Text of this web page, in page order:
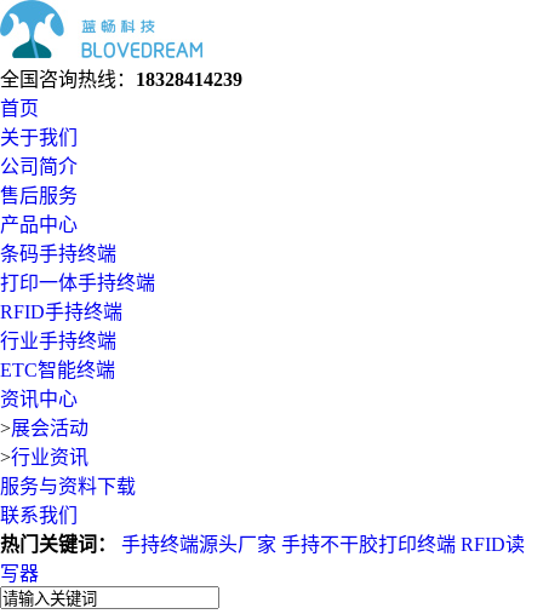
全国咨询热线： 18328414239
首页
关于我们
公司简介
售后服务
产品中心
条码手持终端
打印一体手持终端
RFID手持终端
行业手持终端
ETC智能终端
资讯中心
>展会活动
>行业资讯
服务与资料下载
联系我们
热门关键词：
手持终端源头厂家 手持不干胶打印终端 RFID读
写器